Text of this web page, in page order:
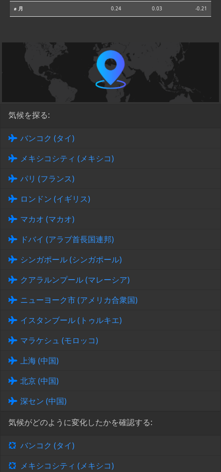
⌀ 月 0.24 0.03 -0.21
気候を探る:
バンコク (タイ)
メキシコシティ (メキシコ)
パリ (フランス)
ロンドン (イギリス)
マカオ (マカオ)
ドバイ (アラブ首長国連邦)
シンガポール (シンガポール)
クアラルンプール (マレーシア)
ニューヨーク市 (アメリカ合衆国)
イスタンブール (トゥルキエ)
マラケシュ (モロッコ)
上海 (中国)
北京 (中国)
深セン (中国)
気候がどのように変化したかを確認する:
バンコク (タイ)
メキシコシティ (メキシコ)